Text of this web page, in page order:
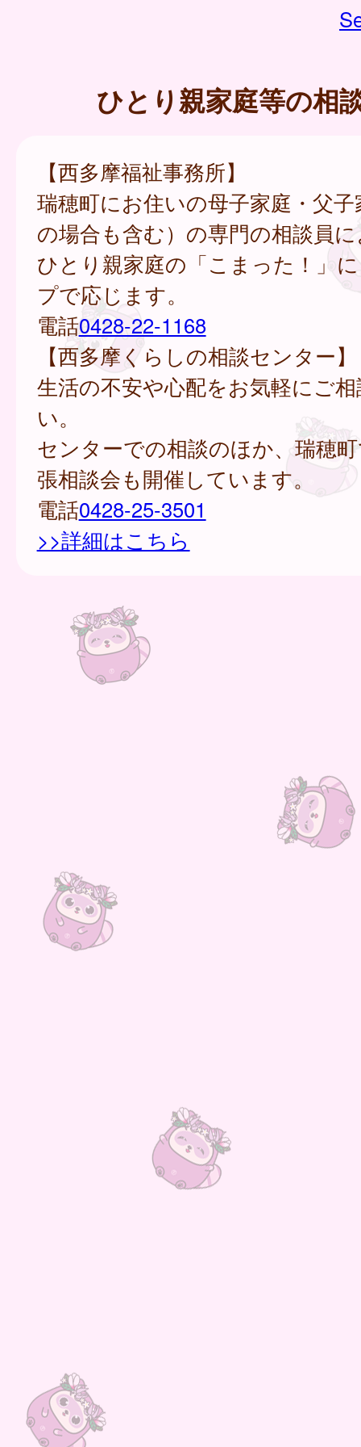
ひとり親家庭等の相
【西多摩福祉事務所】
瑞穂町にお住いの母子家庭・父
の場合も含む）の専門の相談員
ひとり親家庭の「こまった！」
プで応じます。
電話0428-22-1168
【西多摩くらしの相談センター】
生活の不安や心配をお気軽にご
い。
センターでの相談のほか、瑞穂
張相談会も開催しています。
電話0428-25-3501
>>詳細はこちら